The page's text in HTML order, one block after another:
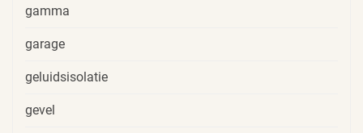
gamma
garage
geluidsisolatie
gevel